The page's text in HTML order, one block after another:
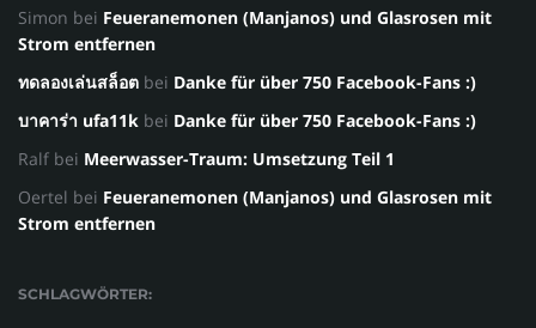
Simon bei Feueranemonen (Manjanos) und Glasrosen mit
Strom entfernen
ทดลองเล่นสล็อต bei Danke für über 750 Facebook-Fans :)
บาคาร่า ufa11k bei Danke für über 750 Facebook-Fans :)
Ralf bei Meerwasser-Traum: Umsetzung Teil 1
Oertel bei Feueranemonen (Manjanos) und Glasrosen mit
Strom entfernen
SCHLAGWÖRTER: